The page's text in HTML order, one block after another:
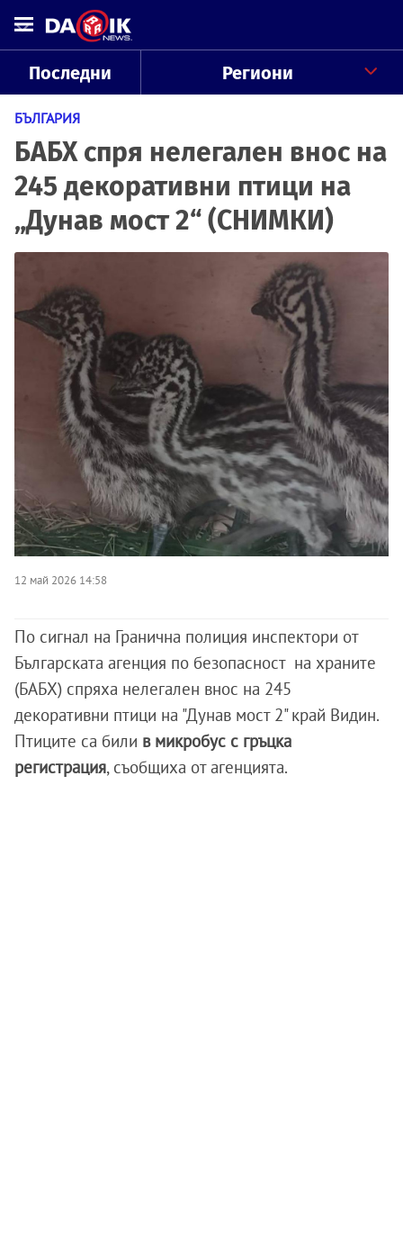
Последни Региони
БЪЛГАРИЯ
БАБХ спря нелегален внос на
245 декоративни птици на
„Дунав мост 2“ (СНИМКИ)
12 май 2026 14:58
По сигнал на Гранична полиция инспектори от
Българската агенция по безопасност на храните
(БАБХ) спряха нелегален внос на 245
декоративни птици на "Дунав мост 2" край Видин.
Птиците са били в микробус с гръцка
регистрация, съобщиха от агенцията.